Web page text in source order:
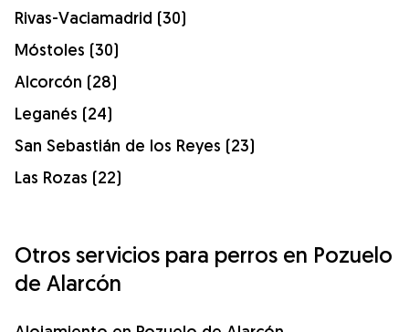
Rivas-Vaciamadrid (30)
Móstoles (30)
Alcorcón (28)
Leganés (24)
San Sebastián de los Reyes (23)
Las Rozas (22)
Otros servicios para perros en Pozuelo
de Alarcón